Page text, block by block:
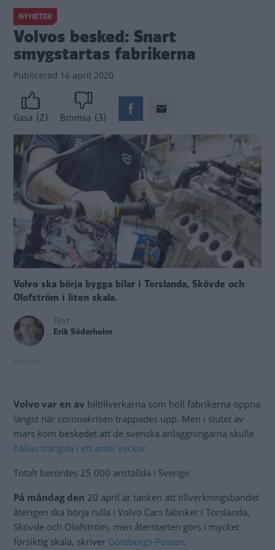
NYHETER
Volvos besked: Snart
smygstartas fabrikerna
Publicerad 16 april 2020
Gasa (2) Bromsa (3)
Volvo ska börja bygga bilar i Torslanda, Skövde och
Olofström i liten skala.
Text
Erik Söderholm
Volvo var en av biltillverkarna som höll fabrikerna öppna
längst när coronakrisen trappades upp. Men i slutet av
mars kom beskedet att de svenska anläggningarna skulle
hållas stängda i ett antal veckor.
Totalt berördes 25 000 anställda i Sverige.
På måndag den 20 april är tanken att tillverkningsbandet
återigen ska börja rulla i Volvo Cars fabriker i Torslanda,
Skövde och Olofström, men återstarten görs i mycket
försiktig skala, skriver Göteborgs-Posten.